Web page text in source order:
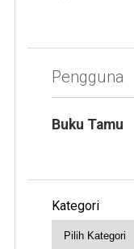
Pengguna
Buku Tamu
Kategori